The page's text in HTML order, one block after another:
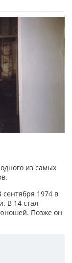
из самых
сентября 1974 в
В 14 стал
Позже он